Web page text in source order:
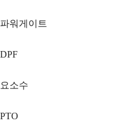
파워게이트
DPF
요소수
PTO